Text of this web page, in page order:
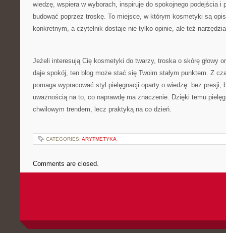
wiedzę, wspiera w wyborach, inspiruje do spokojnego podejścia i
budować poprzez troskę. To miejsce, w którym kosmetyki są
konkretnym, a czytelnik dostaje nie tylko opinie, ale też
Jeżeli interesują Cię kosmetyki do twarzy, troska o skórę głowy
daje spokój, ten blog może stać się Twoim stałym punktem. Z
pomaga wypracować styl pielęgnacji oparty o wiedzę: bez presji,
uważnością na to, co naprawdę ma znaczenie. Dzięki temu
chwilowym trendem, lecz praktyką na co dzień.
CATEGORIES: ARYTMETYKA
Comments are closed.